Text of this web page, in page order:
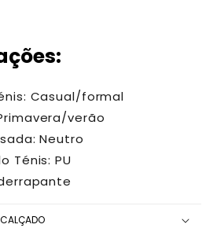
Casual/formal
verão
Neutro
Ténis: PU